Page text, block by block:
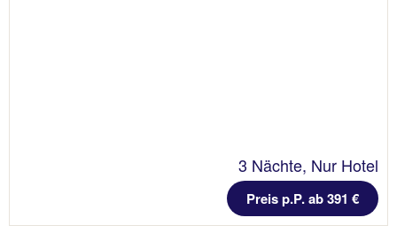
3 Nächte, Nur Hotel
Preis p.P. ab 391 €